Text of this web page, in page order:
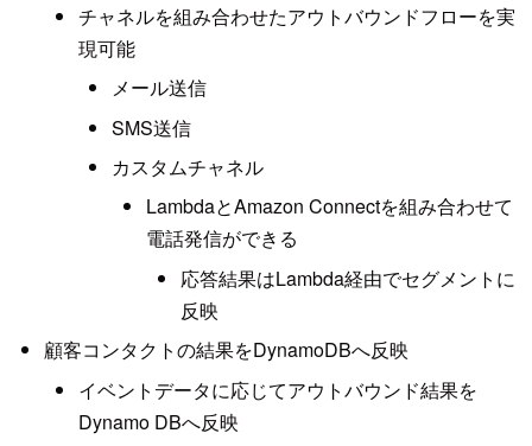
チャネルを組み合わせたアウトバウンドフローを実
現可能
メール送信
SMS送信
カスタムチャネル
LambdaとAmazon Connectを組み合わせて
電話発信ができる
応答結果はLambda経由でセグメントに
反映
顧客コンタクトの結果をDynamoDBへ反映
イベントデータに応じてアウトバウンド結果を
Dynamo DBへ反映